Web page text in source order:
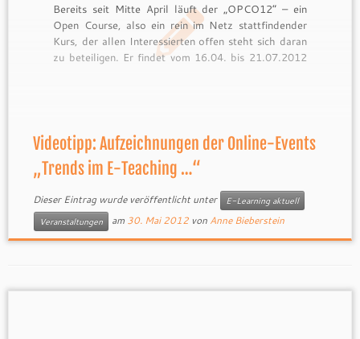
Bereits seit Mitte April läuft der „OPCO12“ – ein
Open Course, also ein rein im Netz stattfindender
Kurs, der allen Interessierten offen steht sich daran
zu beteiligen. Er findet vom 16.04. bis 21.07.2012
Videotipp: Aufzeichnungen der Online-Events
„Trends im E-Teaching …“
Dieser Eintrag wurde veröffentlicht unter
E-Learning aktuell
Veranstaltungen
am 30. Mai 2012 von Anne Bieberstein